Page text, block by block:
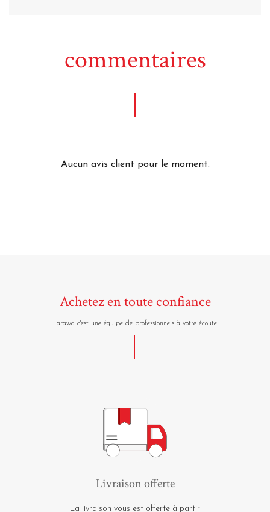
commentaires
Aucun avis client pour le moment.
Achetez en toute confiance
Tarawa c'est une équipe de professionnels à votre écoute
Livraison offerte
La livraison vous est offerte à partir